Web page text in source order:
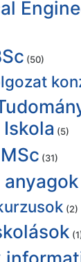
(50)
(5)
(31)
(2)